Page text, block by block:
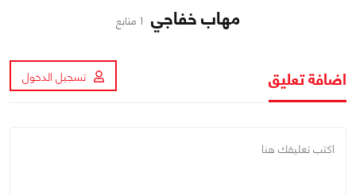
مهاب خفاجي 1 متابع
اضافة تعليق تسجيل الدخول